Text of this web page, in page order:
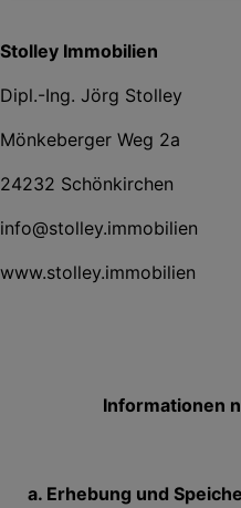
Stolley Immobilien
Dipl.-Ing. Jörg Stolley
Mönkeberger Weg 2a
24232 Schönkirchen
info@stolley.immobilien
www.stolley.immobilien
Informationen
a. Erhebung und